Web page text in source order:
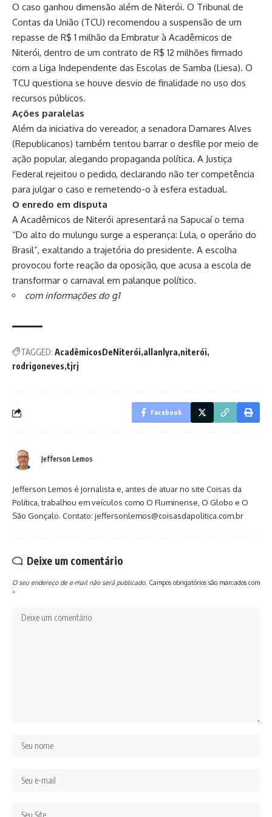
O caso ganhou dimensão além de Niterói. O Tribunal de
Contas da União (TCU) recomendou a suspensão de um
repasse de R$ 1 milhão da Embratur à Acadêmicos de
Niterói, dentro de um contrato de R$ 12 milhões firmado
com a Liga Independente das Escolas de Samba (Liesa). O
TCU questiona se houve desvio de finalidade no uso dos
recursos públicos.
Ações paralelas
Além da iniciativa do vereador, a senadora Damares Alves
(Republicanos) também tentou barrar o desfile por meio de
ação popular, alegando propaganda política. A Justiça
Federal rejeitou o pedido, declarando não ter competência
para julgar o caso e remetendo-o à esfera estadual.
O enredo em disputa
A Acadêmicos de Niterói apresentará na Sapucaí o tema
“Do alto do mulungu surge a esperança: Lula, o operário do
Brasil”, exaltando a trajetória do presidente. A escolha
provocou forte reação da oposição, que acusa a escola de
transformar o carnaval em palanque político.
com informações do g1
TAGGED: AcadêmicosDeNiterói allanlyra niterói
rodrigoneves tjrj
Facebook
Jefferson Lemos
Jefferson Lemos é jornalista e, antes de atuar no site Coisas da
Política, trabalhou em veículos como O Fluminense, O Globo e O
São Gonçalo. Contato: jeffersonlemos@coisasdapolitica.com.br
Deixe um comentário
O seu endereço de e-mail não será publicado. Campos obrigatórios são marcados com
*